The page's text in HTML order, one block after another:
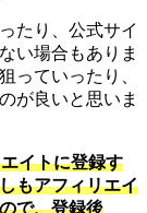
たり、公式サイ
い場合もありま
っていったり、
が良いと思いま
イトに登録す
もアフィリエイ
で、登録後